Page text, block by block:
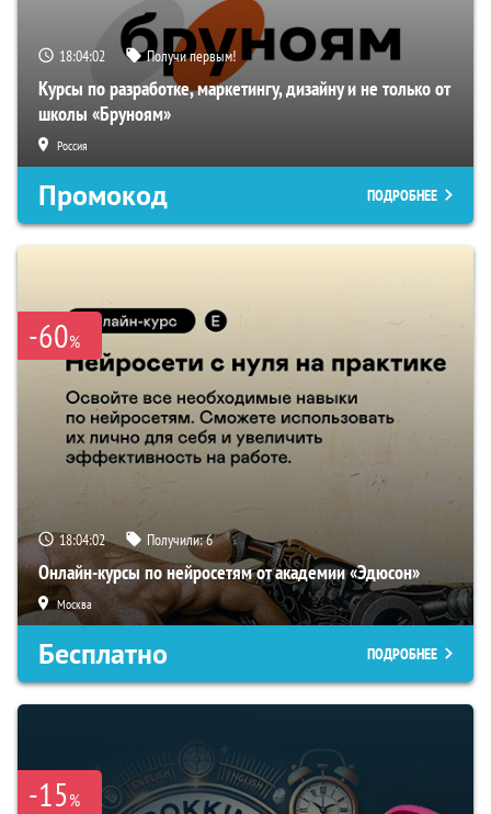
18:04:01 Получи первым!
Курсы по разработке, маркетингу, дизайну и не только от
школы «Бруноям»
Россия
Промокод ПОДРОБНЕЕ
-60%
18:04:01 Получили:6
Онлайн-курсы по нейросетям от академии «Эдюсон»
Москва
Бесплатно ПОДРОБНЕЕ
-15%